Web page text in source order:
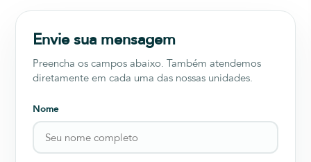
Envie sua mensagem
Preencha os campos abaixo. Também atendemos
diretamente em cada uma das nossas unidades.
Nome